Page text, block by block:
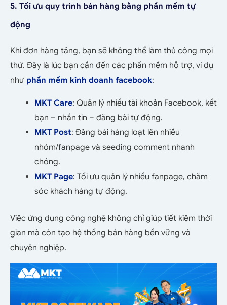
5. Tối ưu quy trình bán hàng bằng phần mềm tự
động
Khi đơn hàng tăng, bạn sẽ không thể làm thủ công mọi
thứ. Đây là lúc bạn cần đến các phần mềm hỗ trợ, ví dụ
như phần mềm kinh doanh facebook:
MKT Care: Quản lý nhiều tài khoản Facebook, kết
bạn – nhắn tin – đăng bài tự động.
MKT Post: Đăng bài hàng loạt lên nhiều
nhóm/fanpage và seeding comment nhanh
chóng.
MKT Page: Tối ưu quản lý nhiều fanpage, chăm
sóc khách hàng tự động.
Việc ứng dụng công nghệ không chỉ giúp tiết kiệm thời
gian mà còn tạo hệ thống bán hàng bền vững và
chuyên nghiệp.